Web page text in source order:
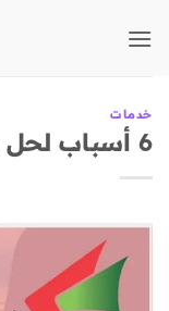
للمحتوى
خدمات
6 أسباب لحل وتصفية الشركة